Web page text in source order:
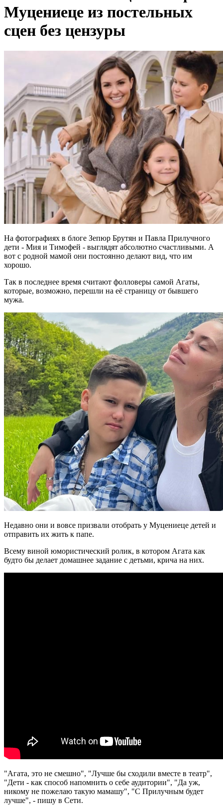
Муцениеце из постельных
сцен без цензуры
На фотографиях в блоге Зепюр Брутян и Павла Прилучного
дети - Мия и Тимофей - выглядят абсолютно счастливыми. А
вот с родной мамой они постоянно делают вид, что им
хорошо.
Так в последнее время считают фолловеры самой Агаты,
которые, возможно, перешли на её страницу от бывшего
мужа.
Недавно они и вовсе призвали отобрать у Муцениеце детей и
отправить их жить к папе.
Всему виной юмористический ролик, в котором Агата как
будто бы делает домашнее задание с детьми, крича на них.
"Агата, это не смешно", "Лучше бы сходили вместе в театр",
"Дети - как способ напомнить о себе аудитории", "Да уж,
никому не пожелаю такую мамашу", "С Прилучным будет
лучше", - пишу в Сети.